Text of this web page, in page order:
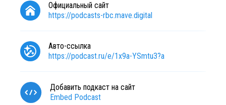
Официальный сайт
https://podcasts-rbc.mave.digital
Авто-ссылка
https://podcast.ru/e/1x9a-YSmtu3?a
Добавить подкаст на сайт
Embed Podcast